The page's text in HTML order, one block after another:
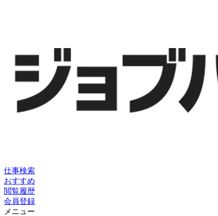
仕事検索
おすすめ
閲覧履歴
会員登録
メニュー